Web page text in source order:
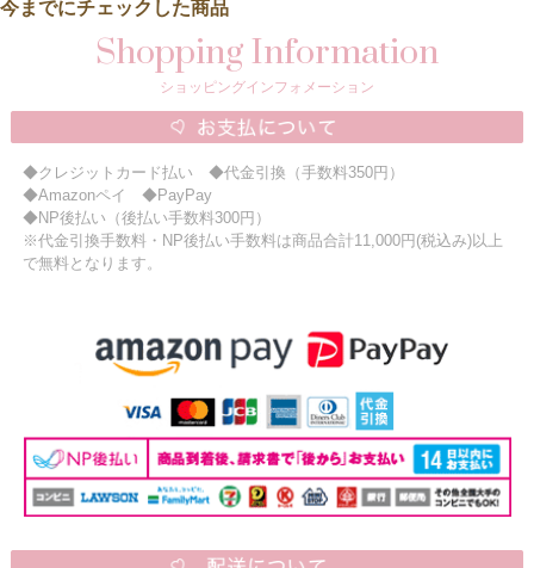
今までにチェックした商品
Shopping Information
ショッピングインフォメーション
◆クレジットカード払い ◆代金引換（手数料350円）
◆Amazonペイ ◆PayPay
◆NP後払い（後払い手数料300円）
※代金引換手数料・NP後払い手数料は商品合計11,000円(税込み)以上
で無料となります。